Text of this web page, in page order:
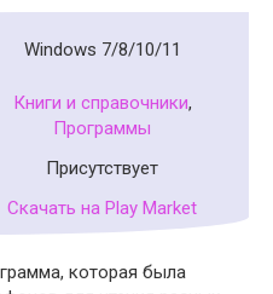
Windows 7/8/10/11
Книги и справочники,
Программы
Присутствует
Скачать на Play Market
которая была